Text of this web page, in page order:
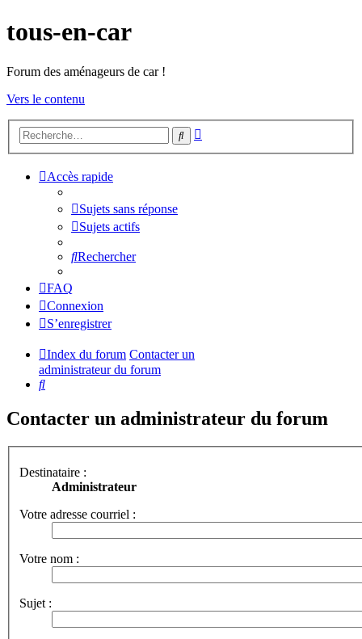
tous-en-car
Forum des aménageurs de car !
Vers le contenu
Rechercher
Accès rapide
Sujets sans réponse
Sujets actifs
Rechercher
FAQ
Connexion
S’enregistrer
Index du forum Contacter un
administrateur du forum
Rechercher
Contacter un administrateur du forum
Destinataire :
Administrateur
Votre adresse courriel :
Votre nom :
Sujet :